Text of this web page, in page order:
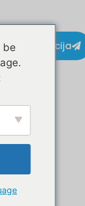
food
be